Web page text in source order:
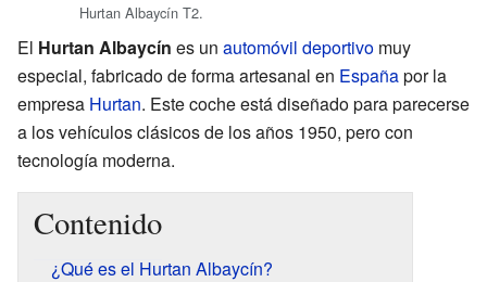
Hurtan Albaycín T2.
El Hurtan Albaycín es un automóvil deportivo muy
especial, fabricado de forma artesanal en Españapor la
empresa Hurtan. Este coche está diseñado para parecerse
a los vehículos clásicos de los años 1950, pero con
tecnología moderna.
Contenido
¿Qué es el Hurtan Albaycín?